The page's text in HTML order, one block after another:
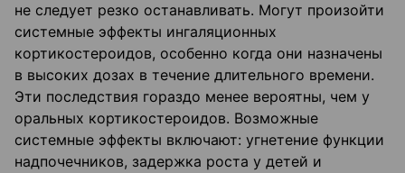
не следует резко останавливать. Могут произойти
системные эффекты ингаляционных
кортикостероидов, особенно когда они назначены
в высоких дозах в течение длительного времени.
Эти последствия гораздо менее вероятны, чем у
оральных кортикостероидов. Возможные
системные эффекты включают: угнетение функции
надпочечников, задержка роста у детей и